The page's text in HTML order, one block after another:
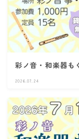
彩ノ音・和楽器も
2026.07.24